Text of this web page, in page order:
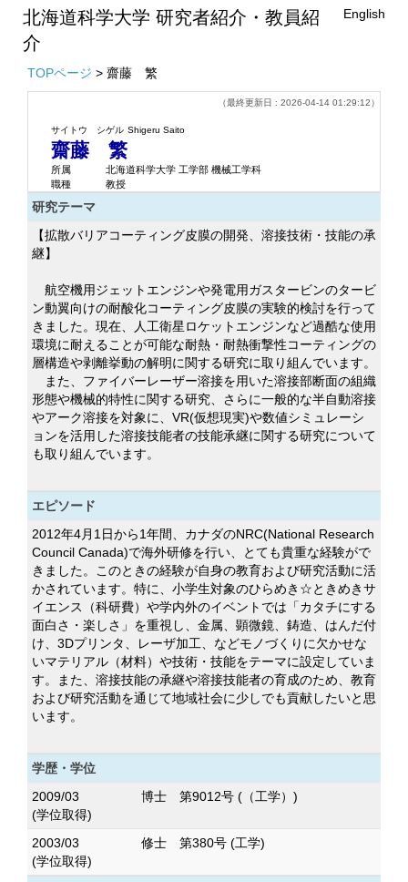
北海道科学大学 研究者紹介・教員紹
介
English
TOPページ > 齋藤 繁
（最終更新日 : 2026-04-14 01:29:12）
サイトウ シゲル Shigeru Saito
齋藤 繁
所属
北海道科学大学 工学部 機械工学科
職種
教授
研究テーマ
【拡散バリアコーティング皮膜の開発、溶接技術・技能の承
継】
航空機用ジェットエンジンや発電用ガスタービンのタービ
ン動翼向けの耐酸化コーティング皮膜の実験的検討を行って
きました。現在、人工衛星ロケットエンジンなど過酷な使用
環境に耐えることが可能な耐熱・耐熱衝撃性コーティングの
層構造や剥離挙動の解明に関する研究に取り組んでいます。
また、ファイバーレーザー溶接を用いた溶接部断面の組織
形態や機械的特性に関する研究、さらに一般的な半自動溶接
やアーク溶接を対象に、VR(仮想現実)や数値シミュレーシ
ョンを活用した溶接技能者の技能承継に関する研究について
も取り組んでいます。
エピソード
2012年4月1日から1年間、カナダのNRC(National Research
Council Canada)で海外研修を行い、とても貴重な経験がで
きました。このときの経験が自身の教育および研究活動に活
かされています。特に、小学生対象のひらめき☆ときめきサ
イエンス（科研費）や学内外のイベントでは「カタチにする
面白さ・楽しさ」を重視し、金属、顕微鏡、鋳造、はんだ付
け、3Dプリンタ、レーザ加工、などモノづくりに欠かせな
いマテリアル（材料）や技術・技能をテーマに設定していま
す。また、溶接技能の承継や溶接技能者の育成のため、教育
および研究活動を通じて地域社会に少しでも貢献したいと思
います。
学歴・学位
2009/03
(学位取得)
博士 第9012号 (（工学）)
2003/03
(学位取得)
修士 第380号 (工学)